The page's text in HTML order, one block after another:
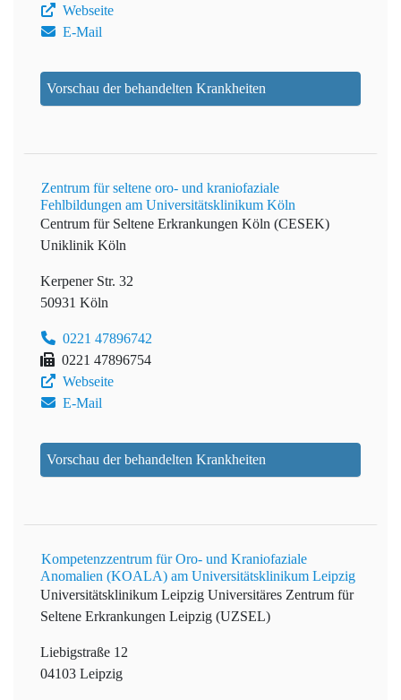
Webseite
E-Mail
Vorschau der behandelten Krankheiten
Zentrum für seltene oro- und kraniofaziale
Fehlbildungen am Universitätsklinikum Köln
Centrum für Seltene Erkrankungen Köln (CESEK)
Uniklinik Köln
Kerpener Str. 32
50931 Köln
0221 47896742
0221 47896754
Webseite
E-Mail
Vorschau der behandelten Krankheiten
Kompetenzzentrum für Oro- und Kraniofaziale
Anomalien (KOALA) am Universitätsklinikum Leipzig
Universitätsklinikum Leipzig Universitäres Zentrum für
Seltene Erkrankungen Leipzig (UZSEL)
Liebigstraße 12
04103 Leipzig